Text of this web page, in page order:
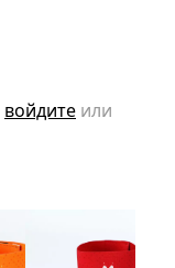
войдите или